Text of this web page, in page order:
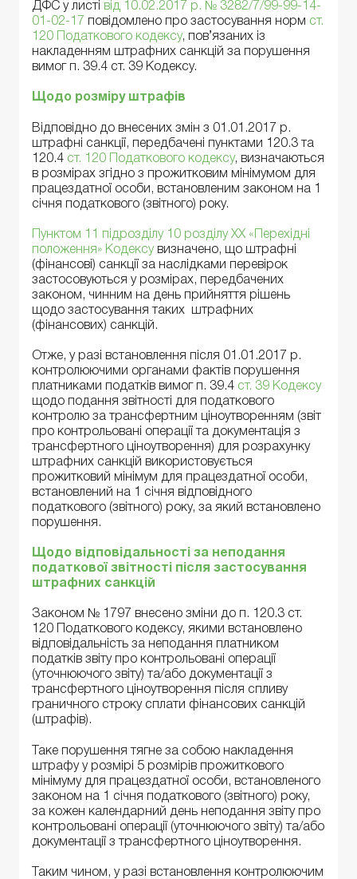
ДФС у листі
від 10.02.2017 р. № 3282/7/99-99-14-
01-02-17 повідомлено про застосування норм ст.
120 Податкового кодексу, пов’язаних із
накладенням штрафних санкцій за порушення
вимог п. 39.4 ст. 39 Кодексу.
Щодо розміру штрафів
Відповідно до внесених змін з 01.01.2017 р.
штрафні санкції, передбачені пунктами 120.3 та
120.4 ст. 120 Податкового кодексу, визначаються
в розмірах згідно з прожитковим мінімумом для
працездатної особи, встановленим законом на 1
січня податкового (звітного) року.
Пунктом 11 підрозділу 10 розділу ХХ «Перехідні
положення» Кодексувизначено, що штрафні
(фінансові) санкції за наслідками перевірок
застосовуються у розмірах, передбачених
законом, чинним на день прийняття рішень
щодо застосування таких штрафних
(фінансових) санкцій.
Отже, у разі встановлення після 01.01.2017 р.
контролюючими органами фактів порушення
платниками податків вимог п. 39.4 ст. 39 Кодексу
щодо подання звітності для податкового
контролю за трансфертним ціноутворенням (звіт
про контрольовані операції та документація з
трансфертного ціноутворення) для розрахунку
штрафних санкцій використовується
прожитковий мінімум для працездатної особи,
встановлений на 1 січня відповідного
податкового (звітного) року, за який встановлено
порушення.
Щодо відповідальності за неподання
податкової звітності після застосування
штрафних санкцій
Законом № 1797 внесено зміни до п. 120.3 ст.
120 Податкового кодексу, якими встановлено
відповідальність за неподання платником
податків звіту про контрольовані операції
(уточнюючого звіту) та/або документації з
трансфертного ціноутворення після спливу
граничного строку сплати фінансових санкцій
(штрафів).
Таке порушення тягне за собою накладення
штрафу у розмірі 5 розмірів прожиткового
мінімуму для працездатної особи, встановленого
законом на 1 січня податкового (звітного) року,
за кожен календарний день неподання звіту про
контрольовані операції (уточнюючого звіту) та/або
документації з трансфертного ціноутворення.
Таким чином, у разі встановлення контролюючим